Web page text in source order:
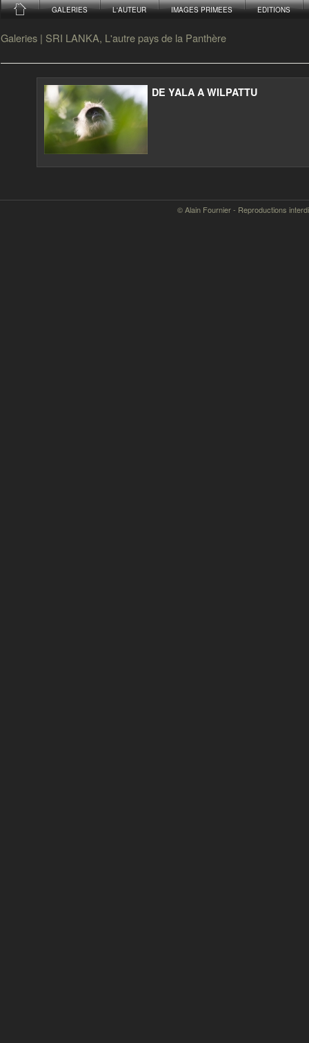
GALERIES L'AUTEUR IMAGES PRIMEES EDITIONS
Galeries | SRI LANKA, L'autre pays de la Panthère
DE YALA A WILPATTU
© Alain Fournier - Reproductions